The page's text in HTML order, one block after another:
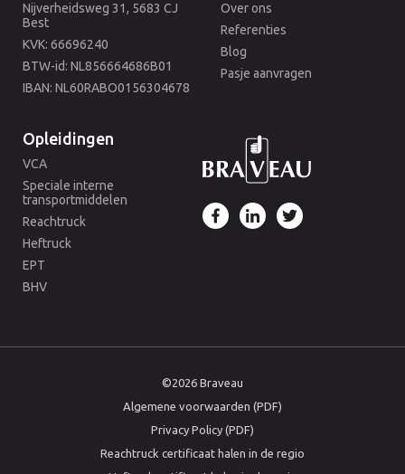
Nijverheidsweg 31, 5683 CJ
Best
KVK: 66696240
BTW-id: NL856664686B01
IBAN: NL60RABO0156304678
Over ons
Referenties
Blog
Pasje aanvragen
Opleidingen
VCA
Speciale interne
transportmiddelen
Reachtruck
Heftruck
EPT
BHV
©2026 Braveau
Algemene voorwaarden (PDF)
Privacy Policy (PDF)
Reachtruck certificaat halen in de regio